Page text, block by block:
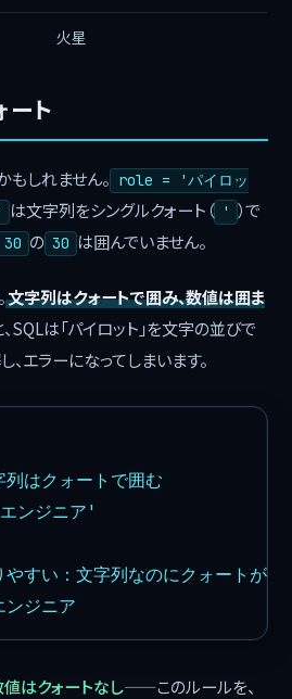
火星
ート
もしれません。 role = 'パイロッ
は文字列をシングルクォート（ ' ）で
の 30 は囲んでいません。
文字列はクォートで囲み、数値は囲ま
SQLは「パイロット」を文字の並びで
エラーになってしまいます。
はクォートで囲む
ンジニア'
すい：文字列なのにクォートがな
ジニア
はクォートなし——このルールを、